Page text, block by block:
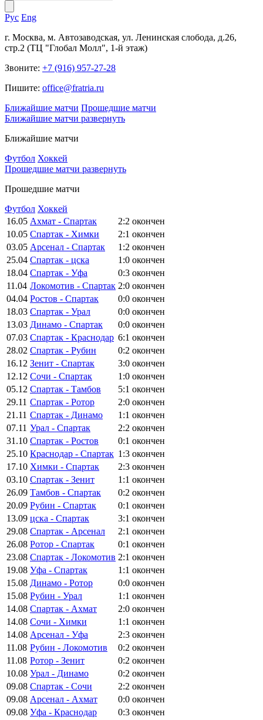
Рус Eng
г. Москва, м. Автозаводская, ул. Ленинская слобода, д.26,
стр.2 (ТЦ "Глобал Молл", 1-й этаж)
Звоните: +7 (916) 957-27-28
Пишите: office@fratria.ru
Ближайшие матчи Прошедшие матчи
Ближайшие матчи развернуть
Ближайшие матчи
Футбол Хоккей
Прошедшие матчи развернуть
Прошедшие матчи
Футбол Хоккей
16.05 Ахмат - Спартак 2:2 окончен
10.05 Спартак - Химки 2:1 окончен
03.05 Арсенал - Спартак 1:2 окончен
25.04 Спартак - цска 1:0 окончен
18.04 Спартак - Уфа 0:3 окончен
11.04 Локомотив - Спартак 2:0 окончен
04.04 Ростов - Спартак 0:0 окончен
18.03 Спартак - Урал 0:0 окончен
13.03 Динамо - Спартак 0:0 окончен
07.03 Спартак - Краснодар 6:1 окончен
28.02 Спартак - Рубин 0:2 окончен
16.12 Зенит - Спартак 3:0 окончен
12.12 Сочи - Спартак 1:0 окончен
05.12 Спартак - Тамбов 5:1 окончен
29.11 Спартак - Ротор 2:0 окончен
21.11 Спартак - Динамо 1:1 окончен
07.11 Урал - Спартак 2:2 окончен
31.10 Спартак - Ростов 0:1 окончен
25.10 Краснодар - Спартак 1:3 окончен
17.10 Химки - Спартак 2:3 окончен
03.10 Спартак - Зенит 1:1 окончен
26.09 Тамбов - Спартак 0:2 окончен
20.09 Рубин - Спартак 0:1 окончен
13.09 цска - Спартак 3:1 окончен
29.08 Спартак - Арсенал 2:1 окончен
26.08 Ротор - Спартак 0:1 окончен
23.08 Спартак - Локомотив 2:1 окончен
19.08 Уфа - Спартак 1:1 окончен
15.08 Динамо - Ротор 0:0 окончен
15.08 Рубин - Урал 1:1 окончен
14.08 Спартак - Ахмат 2:0 окончен
14.08 Сочи - Химки 1:1 окончен
14.08 Арсенал - Уфа 2:3 окончен
11.08 Рубин - Локомотив 0:2 окончен
11.08 Ротор - Зенит 0:2 окончен
10.08 Урал - Динамо 0:2 окончен
09.08 Спартак - Сочи 2:2 окончен
09.08 Арсенал - Ахмат 0:0 окончен
09.08 Уфа - Краснодар 0:3 окончен